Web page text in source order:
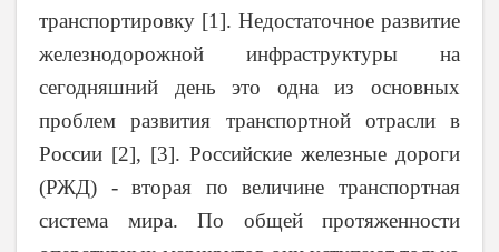
транспортировку [1]. Недостаточное развитие
железнодорожной инфраструктуры на
сегодняшний день это одна из основных
проблем развития транспортной отрасли в
России [2], [3]. Российские железные дороги
(РЖД) - вторая по величине транспортная
система мира. По общей протяженности